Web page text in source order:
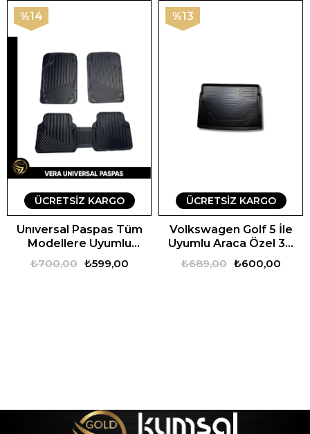
Unıversal Paspas Tüm
Modellere Uyumlu
Universal Vera Oto
Paspas
₺599,00
₺700,00
%14
ÜCRETSIZ KARGO
Volkswagen Golf 5 İle
Uyumlu Araca Özel 3D
Bagaj Havuzu
₺600,00
₺689,00
%13
ÜCRETSIZ KARGO